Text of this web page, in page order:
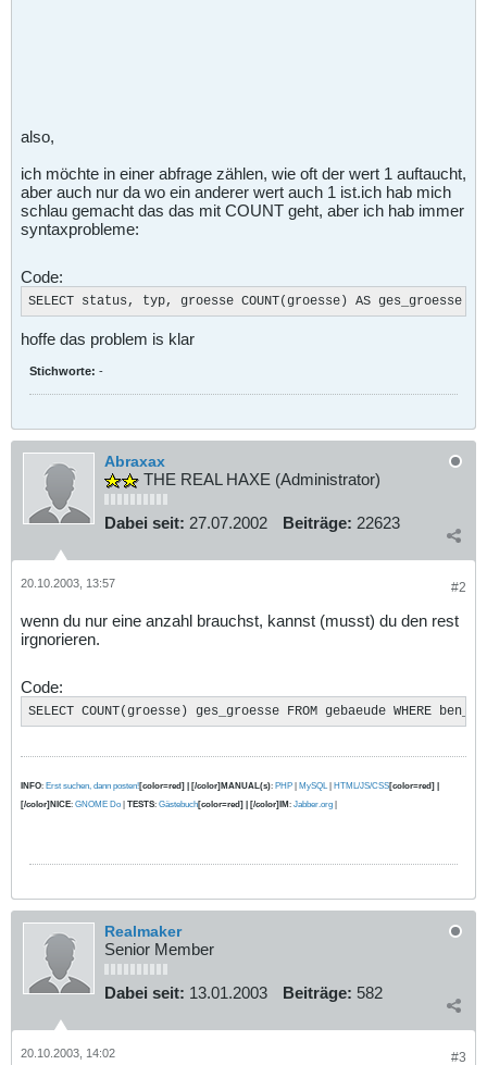
also,
ich möchte in einer abfrage zählen, wie oft der wert 1 auftaucht,
aber auch nur da wo ein anderer wert auch 1 ist.ich hab mich
schlau gemacht das das mit COUNT geht, aber ich hab immer
syntaxprobleme:
Code:
SELECT status, typ, groesse COUNT(groesse) AS ges_groesse
hoffe das problem is klar
Stichworte: -
Abraxax
THE REAL HAXE (Administrator)
Dabei seit: 27.07.2002 Beiträge: 22623
#2
20.10.2003, 13:57
wenn du nur eine anzahl brauchst, kannst (musst) du den rest
irgnorieren.
Code:
SELECT COUNT(groesse) ges_groesse FROM gebaeude WHERE
INFO: Erst suchen, dann posten![color=red] | [/color]MANUAL(s): PHP | MySQL | HTML/JS/CSS[color=red] |
[/color]NICE: GNOME Do | TESTS: Gästebuch[color=red] | [/color]IM: Jabber.org |
Realmaker
Senior Member
Dabei seit: 13.01.2003 Beiträge: 582
#3
20.10.2003, 14:02